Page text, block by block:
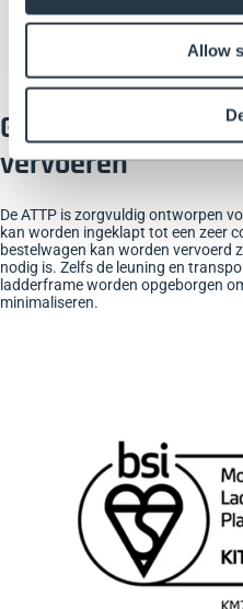
Allow
Gemakkelijk overal
vervoeren
De ATTP is zorgvuldig ontworpen
kan worden ingeklapt tot een zeer
bestelwagen kan worden vervoerd
nodig is. Zelfs de leuning en
ladderframe worden opgeborgen
minimaliseren.